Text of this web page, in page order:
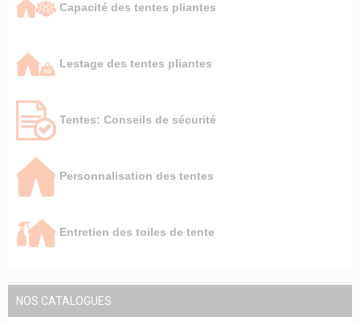
Capacité des tentes pliantes
Lestage des tentes pliantes
Tentes: Conseils de sécurité
Personnalisation des tentes
Entretien des toiles de tente
NOS CATALOGUES